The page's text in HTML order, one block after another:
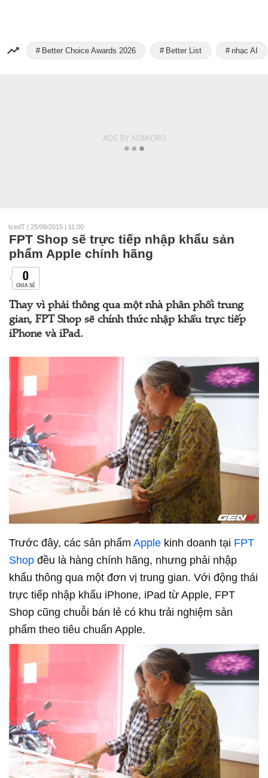
Better Choice Awards 2026 Better List nhạc AI
IcedT | 25/08/2015 | 11:00
FPT Shop sẽ trực tiếp nhập khẩu sản
phẩm Apple chính hãng
0
CHIA SẺ
Thay vì phải thông qua một nhà phân phối trung
gian, FPT Shop sẽ chính thức nhập khẩu trực tiếp
iPhone và iPad.
Trước đây, các sản phẩm Apple kinh doanh tại FPT
Shop đều là hàng chính hãng, nhưng phải nhập
khẩu thông qua một đơn vị trung gian. Với động thái
trực tiếp nhập khẩu iPhone, iPad từ Apple, FPT
Shop cũng chuỗi bán lẻ có khu trải nghiệm sản
phẩm theo tiêu chuẩn Apple.